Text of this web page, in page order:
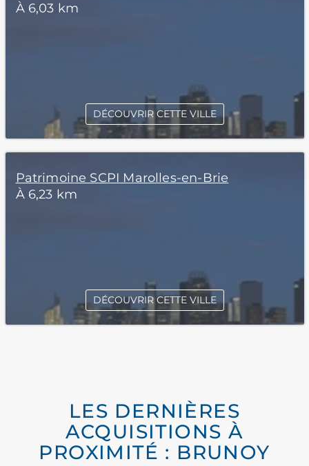
À 6,03 km
DÉCOUVRIR CETTE VILLE
Patrimoine SCPI Marolles-en-Brie
À 6,23 km
DÉCOUVRIR CETTE VILLE
LES DERNIÈRES
ACQUISITIONS À
PROXIMITÉ : BRUNOY